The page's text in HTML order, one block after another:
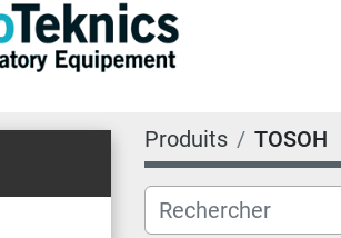
Produits TOSOH